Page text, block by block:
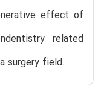
effect of
related
surgery field.